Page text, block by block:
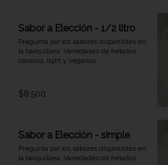
Sabor a Elección - 1/2 litro
Pregunta por los sabores disponibles en
la barquillera. Variedades de helados
clásicos, light y veganos.
$8.500
Sabor a Elección - simple
Pregunta por los sabores disponibles en
la barquillera. Variedades de helados